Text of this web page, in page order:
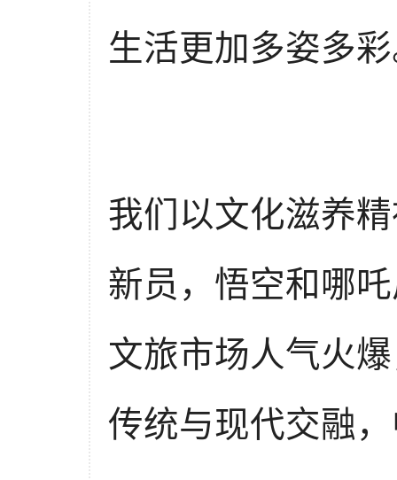
生活更加多姿多
我们以文化滋养
新员，悟空和哪
文旅市场人气火
传统与现代交融